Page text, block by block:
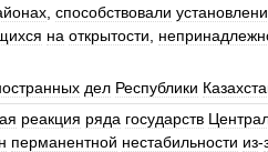
способствовали
на открытости
дел Республики
реакция ряда государств
перманентной нестабильности из-